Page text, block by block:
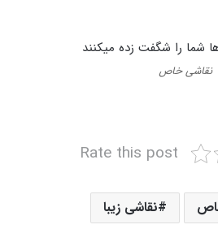
نقاشی خاص
Rate this post
نقاشی زیبا